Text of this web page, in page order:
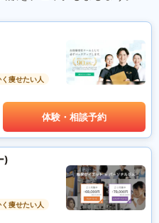
く痩せたい人
体験・相談予約
)
く痩せたい人